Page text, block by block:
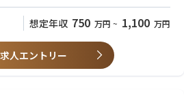
を有し、相手に対して分かりやすい説明が
・Word・PowerPoint）
想定年収 750 万円 ~ 1,100 万円
求人エントリー